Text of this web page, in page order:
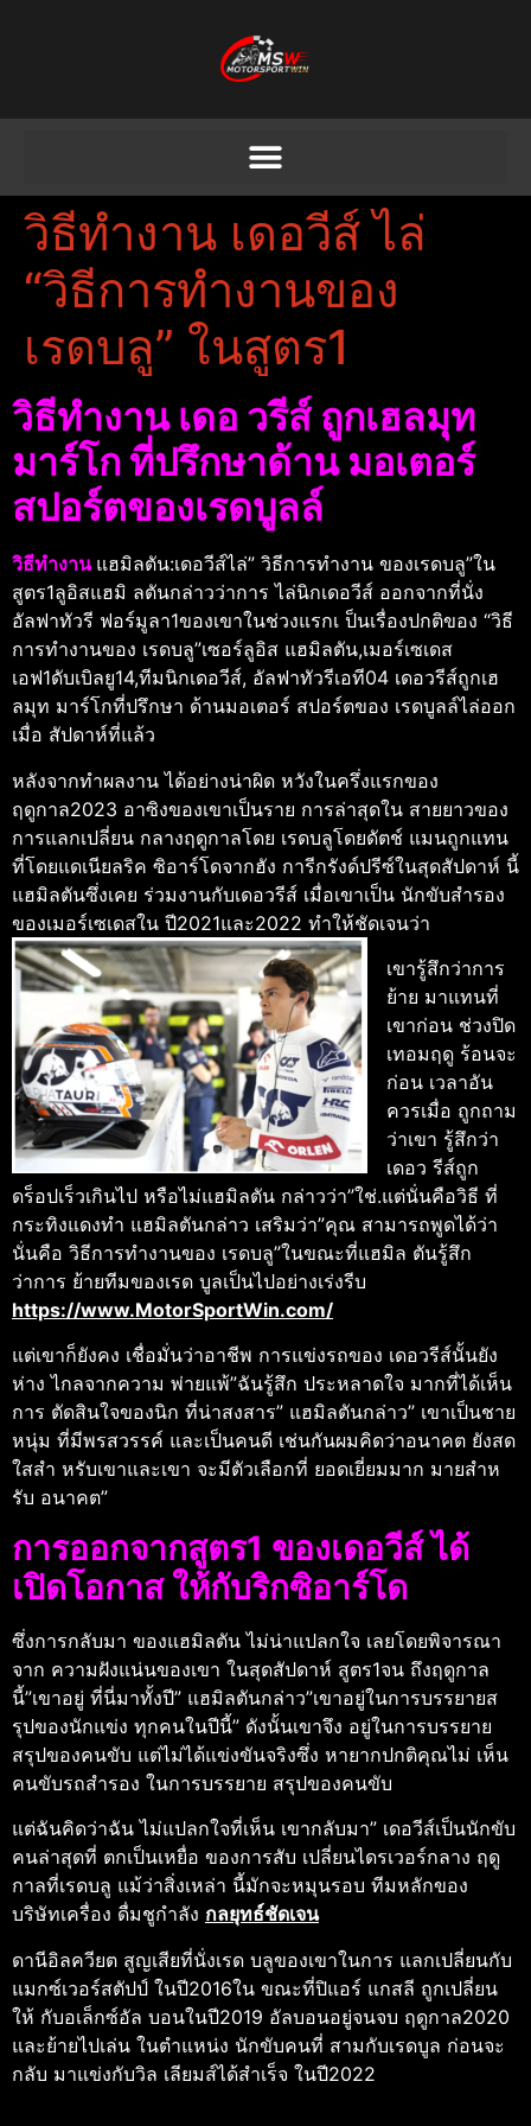
วิธีทํางาน เดอวีส์ ไล่
“วิธีการทํางานของ
เรดบลู” ในสูตร1
วิธีทํางาน เดอ วรีส์ ถูกเฮลมุท
มาร์โก ที่ปรึกษาด้าน มอเตอร์
สปอร์ตของเรดบูลล์
วิธีทํางาน แฮมิลตัน:เดอวีส์ไล่” วิธีการทํางาน ของเรดบลู”ใน
สูตร1ลูอิสแฮมิ ลตันกล่าวว่าการ ไล่นิกเดอวีส์ ออกจากที่นั่ง
อัลฟาทัวรี ฟอร์มูลา1ของเขาในช่วงแรกเ ป็นเรื่องปกติของ “วิธี
การทํางานของ เรดบลู”เซอร์ลูอิส แฮมิลตัน,เมอร์เซเดส
เอฟ1ดับเบิลยู14,ทีมนิกเดอวีส์, อัลฟาทัวรีเอที04 เดอวรีส์ถูกเฮ
ลมุท มาร์โกที่ปรึกษา ด้านมอเตอร์ สปอร์ตของ เรดบูลล์ไล่ออก
เมื่อ สัปดาห์ที่แล้ว
หลังจากทําผลงาน ได้อย่างน่าผิด หวังในครึ่งแรกของ
ฤดูกาล2023 อาซิงของเขาเป็นราย การล่าสุดใน สายยาวของ
การแลกเปลี่ยน กลางฤดูกาลโดย เรดบลูโดยดัตช์ แมนถูกแทน
ที่โดยแดเนียลริค ซิอาร์โดจากฮัง การีกรังด์ปรีซ์ในสุดสัปดาห์ นี้
แฮมิลตันซึ่งเคย ร่วมงานกับเดอวรีส์ เมื่อเขาเป็น นักขับสํารอง
ของเมอร์เซเดสใน ปี2021และ2022 ทําให้ชัดเจนว่า
เขารู้สึกว่าการ
ย้าย มาแทนที่
เขาก่อน ช่วงปิด
เทอมฤดู ร้อนจะ
ก่อน เวลาอัน
ควรเมื่อ ถูกถาม
ว่าเขา รู้สึกว่า
เดอว รีส์ถูก
ดร็อปเร็วเกินไป หรือไม่แฮมิลตัน กล่าวว่า”ใช่.แต่นั่นคือวิธี ที่
กระทิงแดงทํา แฮมิลตันกล่าว เสริมว่า”คุณ สามารถพูดได้ว่า
นั่นคือ วิธีการทํางานของ เรดบลู”ในขณะที่แฮมิล ตันรู้สึก
ว่าการ ย้ายทีมของเรด บูลเป็นไปอย่างเร่งรีบ
https://www.MotorSportWin.com/
แต่เขาก็ยังคง เชื่อมั่นว่าอาชีพ การแข่งรถของ เดอวรีส์นั้นยัง
ห่าง ไกลจากความ พ่ายแพ้”ฉันรู้สึก ประหลาดใจ มากที่ได้เห็น
การ ตัดสินใจของนิก ที่น่าสงสาร” แฮมิลตันกล่าว” เขาเป็นชาย
หนุ่ม ที่มีพรสวรรค์ และเป็นคนดี เช่นกันผมคิดว่าอนาคต ยังสด
ใสสํา หรับเขาและเขา จะมีตัวเลือกที่ ยอดเยี่ยมมาก มายสําห
รับ อนาคต”
การออกจากสูตร1 ของเดอวีส์ ได้
เปิดโอกาส ให้กับริกซิอาร์โด
ซึ่งการกลับมา ของแฮมิลตัน ไม่น่าแปลกใจ เลยโดยพิจารณา
จาก ความฝังแน่นของเขา ในสุดสัปดาห์ สูตร1จน ถึงฤดูกาล
นี้”เขาอยู่ ที่นี่มาทั้งปี” แฮมิลตันกล่าว”เขาอยู่ในการบรรยายส
รุปของนักแข่ง ทุกคนในปีนี้” ดังนั้นเขาจึง อยู่ในการบรรยาย
สรุปของคนขับ แต่ไม่ได้แข่งขันจริงซึ่ง หายากปกติคุณไม่ เห็น
คนขับรถสํารอง ในการบรรยาย สรุปของคนขับ
แต่ฉันคิดว่าฉัน ไม่แปลกใจที่เห็น เขากลับมา” เดอวีส์เป็นนักขับ
คนล่าสุดที่ ตกเป็นเหยื่อ ของการสับ เปลี่ยนไดรเวอร์กลาง ฤดู
กาลที่เรดบลู แม้ว่าสิ่งเหล่า นี้มักจะหมุนรอบ ทีมหลักของ
บริษัทเครื่อง ดื่มชูกําลัง กลยุทธ์ชัดเจน
ดานีอิลควียต สูญเสียที่นั่งเรด บลูของเขาในการ แลกเปลี่ยนกับ
แมกซ์เวอร์สตัปป์ ในปี2016ใน ขณะที่ปิแอร์ แกสลี ถูกเปลี่ยน
ให้ กับอเล็กซ์อัล บอนในปี2019 อัลบอนอยู่จนจบ ฤดูกาล2020
และย้ายไปเล่น ในตําแหน่ง นักขับคนที่ สามกับเรดบูล ก่อนจะ
กลับ มาแข่งกับวิล เลียมส์ได้สําเร็จ ในปี2022